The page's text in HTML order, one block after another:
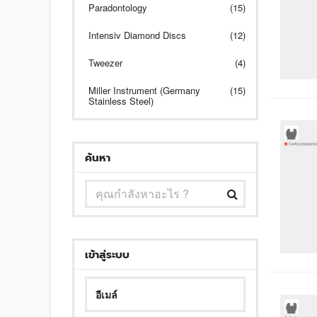
Paradontology (15)
Intensiv Diamond Discs (12)
Tweezer (4)
Miller Instrument (Germany
Stainless Steel)
(15)
ค้นหา
เข้าสู่ระบบ